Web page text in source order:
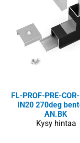
FL-PROF-PRE-
IN20 270deg
AN.BK
Kysy hintaa